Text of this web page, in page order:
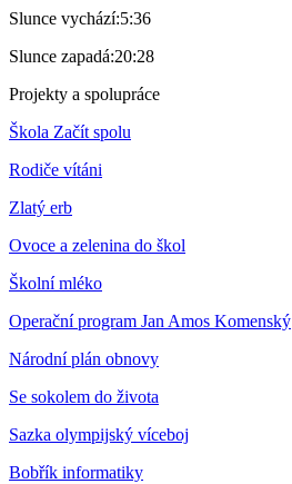
Slunce vychází:5:36
Slunce zapadá:20:28
Projekty a spolupráce
Škola Začít spolu
Rodiče vítáni
Zlatý erb
Ovoce a zelenina do škol
Školní mléko
Operační program Jan Amos Komenský
Národní plán obnovy
Se sokolem do života
Sazka olympijský víceboj
Bobřík informatiky